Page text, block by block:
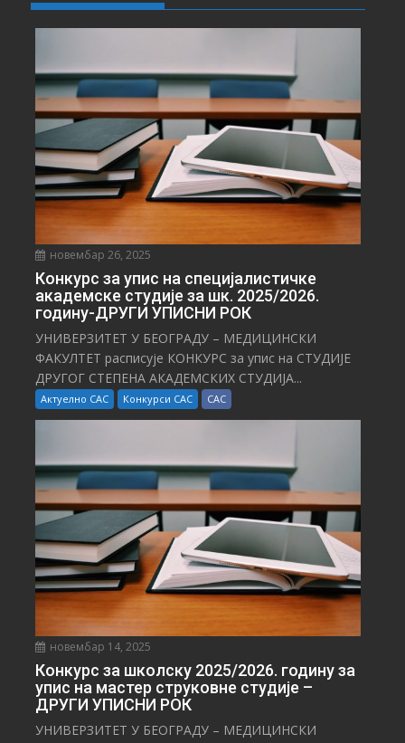
новембар 26, 2025
Конкурс за упис на специјалистичке
академске студије за шк. 2025/2026.
годину-ДРУГИ УПИСНИ РОК
УНИВЕРЗИТЕТ У БЕОГРАДУ – МЕДИЦИНСКИ
ФАКУЛТЕТ расписује КОНКУРС за упис на СТУДИЈЕ
ДРУГОГ СТЕПЕНА АКАДЕМСКИХ СТУДИЈА...
Актуелно САС Конкурси САС САС
новембар 14, 2025
Конкурс за школску 2025/⁠2026. годину за
упис на мастер струковне студије –
ДРУГИ УПИСНИ РОК
УНИВЕРЗИТЕТ У БЕОГРАДУ – МЕДИЦИНСКИ